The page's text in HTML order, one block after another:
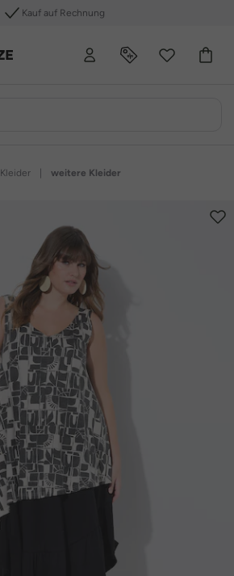
Kauf auf Rechnung
Kleider weitere Kleider